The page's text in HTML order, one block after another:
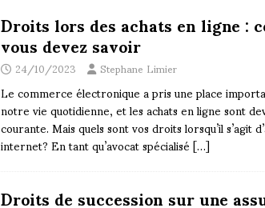
Droits lors des achats en ligne :
vous devez savoir
24/10/2023 Stephane Limier
Le commerce électronique a pris une place
notre vie quotidienne, et les achats en ligne sont
courante. Mais quels sont vos droits lorsqu’il s’agit
internet? En tant qu’avocat spécialisé[…]
Droits de succession sur une